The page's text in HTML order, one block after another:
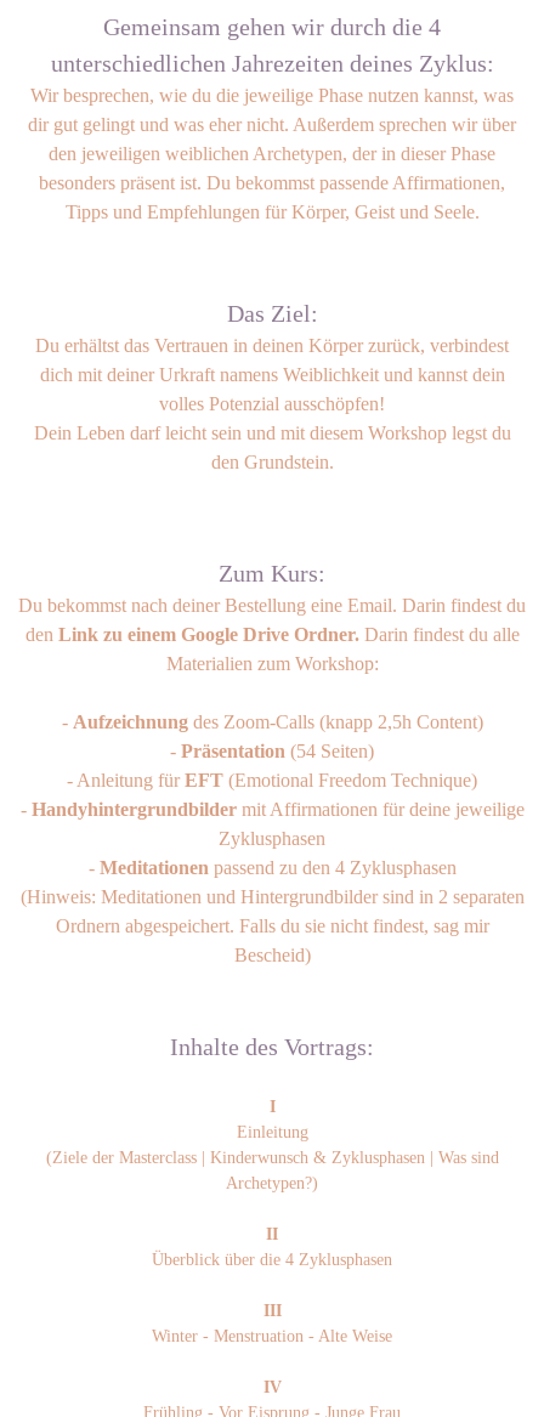
Gemeinsam gehen wir durch die 4
unterschiedlichen Jahrezeiten deines Zyklus:
Wir besprechen, wie du die jeweilige Phase nutzen kannst, was
dir gut gelingt und was eher nicht. Außerdem sprechen wir über
den jeweiligen weiblichen Archetypen, der in dieser Phase
besonders präsent ist. Du bekommst passende Affirmationen,
Tipps und Empfehlungen für Körper, Geist und Seele.
Das Ziel:
Du erhältst das Vertrauen in deinen Körper zurück, verbindest
dich mit deiner Urkraft namens Weiblichkeit und kannst dein
volles Potenzial ausschöpfen!
Dein Leben darf leicht sein und mit diesem Workshop legst du
den Grundstein.
Zum Kurs:
Du bekommst nach deiner Bestellung eine Email. Darin findest du
den Link zu einem Google Drive Ordner.Darin findest du alle
Materialien zum Workshop:
- Aufzeichnungdes Zoom-Calls (knapp 2,5h Content)
- Präsentation (54 Seiten)
- Anleitung für EFT (Emotional Freedom Technique)
- Handyhintergrundbildermit Affirmationen für deine jeweilige
Zyklusphasen
- Meditationen passend zu den 4 Zyklusphasen
(Hinweis: Meditationen und Hintergrundbilder sind in 2 separaten
Ordnern abgespeichert. Falls du sie nicht findest, sag mir
Bescheid)
Inhalte des Vortrags:
I
Einleitung
(Ziele der Masterclass | Kinderwunsch & Zyklusphasen | Was sind
Archetypen?)
II
Überblick über die 4 Zyklusphasen
III
Winter - Menstruation - Alte Weise
IV
Frühling - Vor Eisprung - Junge Frau